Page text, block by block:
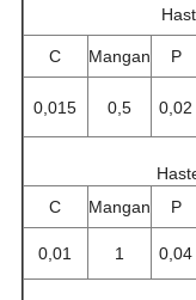
C Mangan P
0,015 0,5 0,02
C
Mangan P
0,01 1 0,04